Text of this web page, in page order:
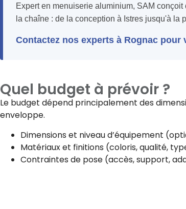
Expert en menuiserie aluminium, SAM
la chaîne : de la conception à Istres jusqu'à la
Contactez nos experts à Rognac pour
Quel budget à prévoir ?
Le budget dépend principalement des
enveloppe.
Dimensions et niveau d’équipement
Matériaux et finitions (coloris, qualité,
Contraintes de pose (accès, support,